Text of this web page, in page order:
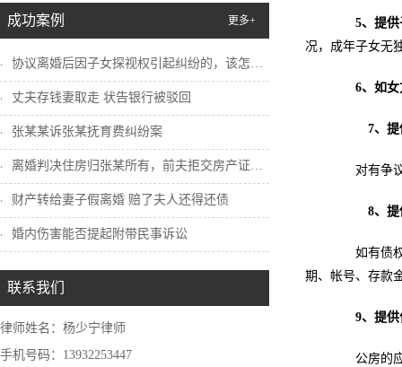
成功案例 更多+
协议离婚后因子女探视权引起纠纷的，该怎么...
丈夫存钱妻取走 状告银行被驳回
张某某诉张某抚育费纠纷案
离婚判决住房归张某所有，前夫拒交房产证怎...
财产转给妻子假离婚 赔了夫人还得还债
婚内伤害能否提起附带民事诉讼
联系我们
律师姓名：杨少宁律师
手机号码：13932253447
5、提
况，成年子女无
6、如
7、提
对有争议
8、提
如有债权
期、帐号、存款
9、提
公房的应